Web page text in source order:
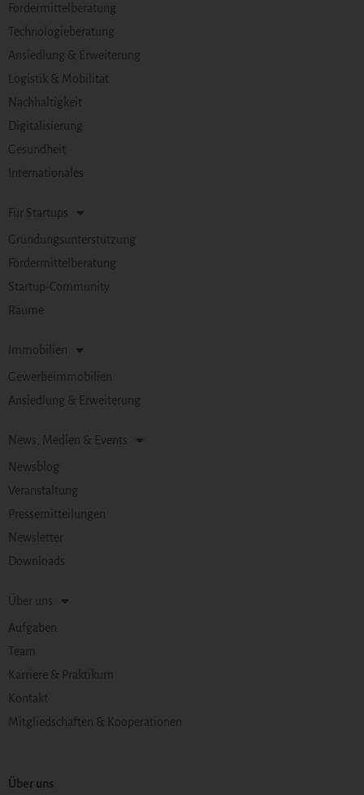
Fördermittelberatung
Technologieberatung
Ansiedlung & Erweiterung
Logistik & Mobilität
Nachhaltigkeit
Digitalisierung
Gesundheit
Internationales
Für Startups
Gründungsunterstützung
Fördermittelberatung
Startup-Community
Räume
Immobilien
Gewerbeimmobilien
Ansiedlung & Erweiterung
News, Medien & Events
Newsblog
Veranstaltung
Pressemitteilungen
Newsletter
Downloads
Über uns
Aufgaben
Team
Karriere & Praktikum
Kontakt
Mitgliedschaften & Kooperationen
Über uns